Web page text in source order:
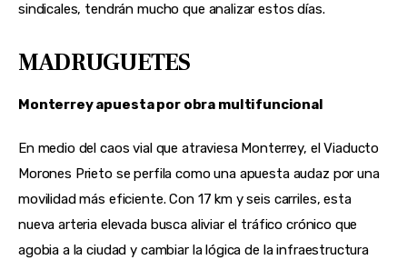
sindicales, tendrán mucho que analizar estos días.
MADRUGUETES
Monterrey apuesta por obra multifuncional
En medio del caos vial que atraviesa Monterrey, el Viaducto
Morones Prieto se perfila como una apuesta audaz por una
movilidad más eficiente. Con 17 km y seis carriles, esta
nueva arteria elevada busca aliviar el tráfico crónico que
agobia a la ciudad y cambiar la lógica de la infraestructura